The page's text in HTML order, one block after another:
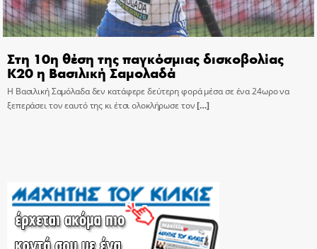
Στη 10η θέση της παγκόσμιας δισκοβολίας
Κ20 η Βασιλική Σαμολαδά
Η Βασιλική Σαμόλαδα δεν κατάφερε δεύτερη φορά μέσα σε ένα 24ωρο να
ξεπεράσει τον εαυτό της κι έτσι ολοκλήρωσε τον[…]